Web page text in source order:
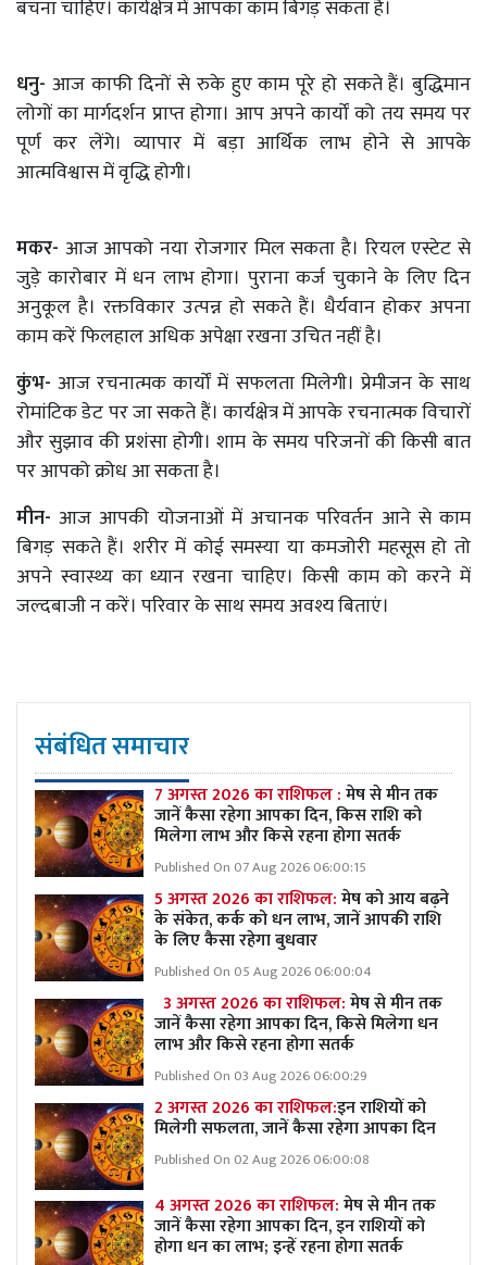
बचना चाहिए। कार्यक्षेत्र में आपका काम बिगड़ सकता है।
धनु- आज काफी दिनों से रुके हुए काम पूरे हो सकते हैं। बुद्धिमान
लोगों का मार्गदर्शन प्राप्त होगा। आप अपने कार्यों को तय समय पर
पूर्ण कर लेंगे। व्यापार में बड़ा आर्थिक लाभ होने से आपके
आत्मविश्वास में वृद्धि होगी।
मकर- आज आपको नया रोजगार मिल सकता है। रियल एस्टेट से
जुड़े कारोबार में धन लाभ होगा। पुराना कर्ज चुकाने के लिए दिन
अनुकूल है। रक्तविकार उत्पन्न हो सकते हैं। धैर्यवान होकर अपना
काम करें फिलहाल अधिक अपेक्षा रखना उचित नहीं है।
कुंभ-आज रचनात्मक कार्यों में सफलता मिलेगी। प्रेमीजन के साथ
रोमांटिक डेट पर जा सकते हैं। कार्यक्षेत्र में आपके रचनात्मक विचारों
और सुझाव की प्रशंसा होगी। शाम के समय परिजनों की किसी बात
पर आपको क्रोध आ सकता है।
मीन-आज आपकी योजनाओं में अचानक परिवर्तन आने से काम
बिगड़ सकते हैं। शरीर में कोई समस्या या कमजोरी महसूस हो तो
अपने स्वास्थ्य का ध्यान रखना चाहिए। किसी काम को करने में
जल्दबाजी न करें। परिवार के साथ समय अवश्य बिताएं।
संबंधित समाचार
7 अगस्त 2026 का राशिफल :मेष से मीन तक
जानें कैसा रहेगा आपका दिन, किस राशि को
मिलेगा लाभ और किसे रहना होगा सतर्क
Published On 07 Aug 2026 06:00:15
5 अगस्त 2026 का राशिफल:मेष को आय बढ़ने
के संकेत, कर्क को धन लाभ, जानें आपकी राशि
के लिए कैसा रहेगा बुधवार
Published On 05 Aug 2026 06:00:04
3 अगस्त 2026 का राशिफल:मेष से मीन तक
जानें कैसा रहेगा आपका दिन, किसे मिलेगा धन
लाभ और किसे रहना होगा सतर्क
Published On 03 Aug 2026 06:00:29
2 अगस्त 2026 का राशिफल:इन राशियों को
मिलेगी सफलता, जानें कैसा रहेगा आपका दिन
Published On 02 Aug 2026 06:00:08
4 अगस्त 2026 का राशिफल:मेष से मीन तक
जानें कैसा रहेगा आपका दिन, इन राशियों को
होगा धन का लाभ; इन्हें रहना होगा सतर्क